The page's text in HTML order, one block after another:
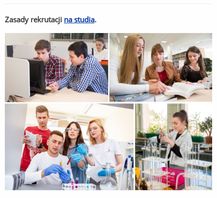
Zasady rekrutacji na studia.